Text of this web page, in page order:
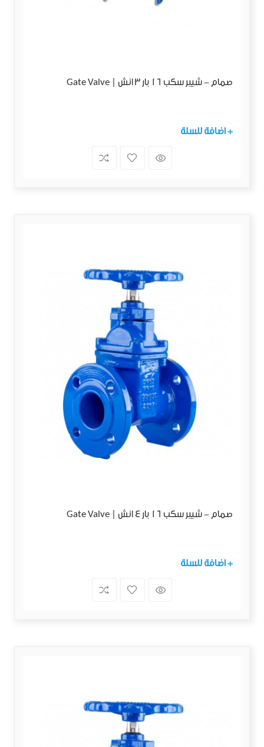
صمام - شيبر سكب 16 بار 3 انش | Gate Valve
+ اضافة للسلة
صمام - شيبر سكب 16 بار 4 انش | Gate Valve
+ اضافة للسلة